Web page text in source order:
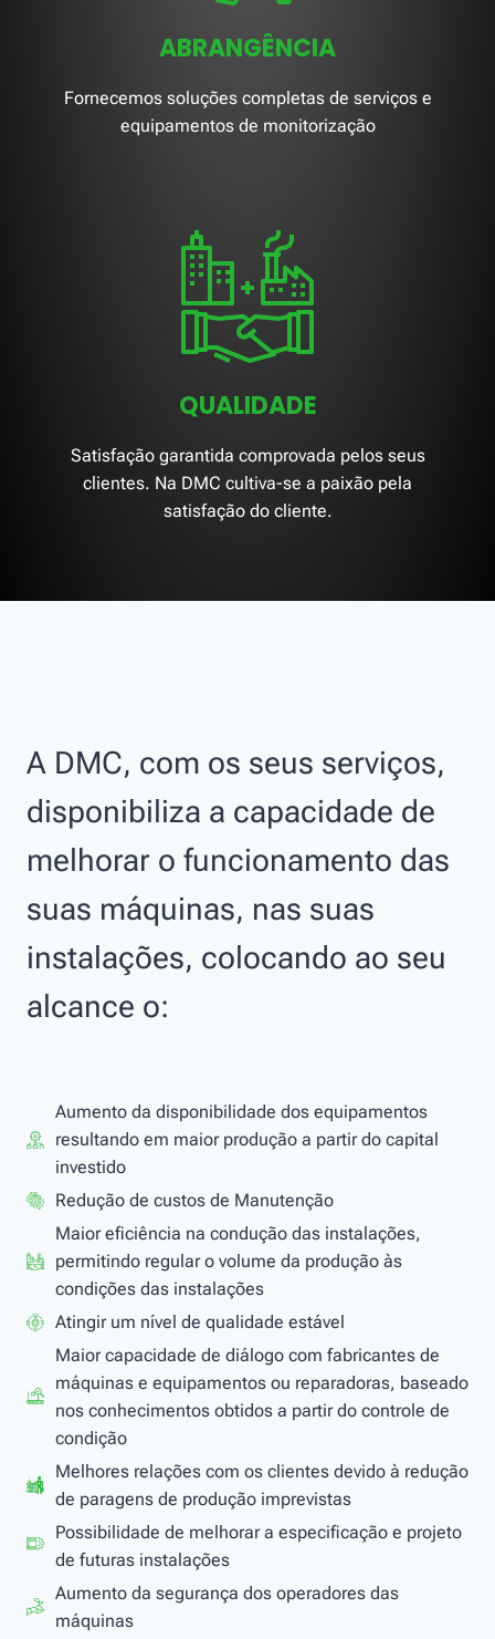
ABRANGÊNCIA
Fornecemos soluções completas de serviços e
equipamentos de monitorização
QUALIDADE
Satisfação garantida comprovada pelos seus
clientes. Na DMC cultiva-se a paixão pela
satisfação do cliente.
A DMC, com os seus serviços,
disponibiliza a capacidade de
melhorar o funcionamento das
suas máquinas, nas suas
instalações, colocando ao seu
alcance o:
Aumento da disponibilidade dos equipamentos
resultando em maior produção a partir do capital
investido
Redução de custos de Manutenção
Maior eficiência na condução das instalações,
permitindo regular o volume da produção às
condições das instalações
Atingir um nível de qualidade estável
Maior capacidade de diálogo com fabricantes de
máquinas e equipamentos ou reparadoras, baseado
nos conhecimentos obtidos a partir do controle de
condição
Melhores relações com os clientes devido à redução
de paragens de produção imprevistas
Possibilidade de melhorar a especificação e projeto
de futuras instalações
Aumento da segurança dos operadores das
máquinas